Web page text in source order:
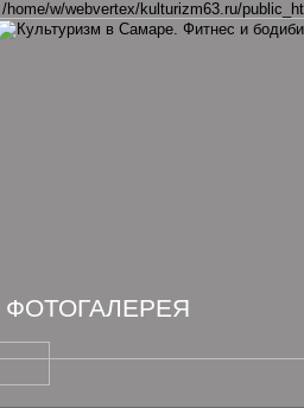
w/webvertex/kulturizm63.ru/
ФОТОГАЛЕРЕЯ